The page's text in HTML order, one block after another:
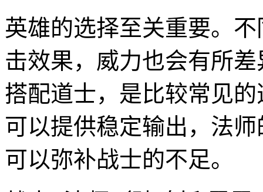
英雄的选择至关重要。
击效果，威力也会有所
搭配道士，是比较常见
可以提供稳定输出，法
可以弥补战士的不足。